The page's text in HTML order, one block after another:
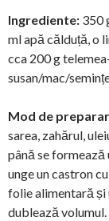
Ingrediente: 350
ml apă călduță, o
cca 200 g
susan/mac/
Mod de
sarea, zahărul,
până se formează
unge un castron
folie alimentară și
dublează